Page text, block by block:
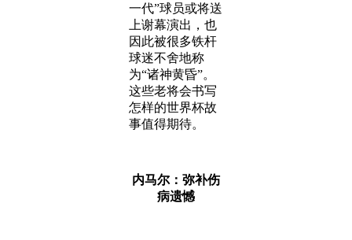
一代”球员或将送
上谢幕演出，也
因此被很多铁杆
球迷不舍地称
为“诸神黄昏”。
这些老将会书写
怎样的世界杯故
事值得期待。
内马尔：弥补伤
病遗憾